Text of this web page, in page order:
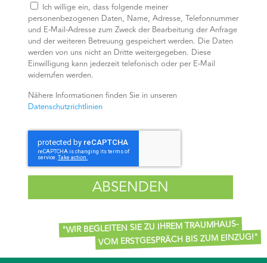
Ich willige ein, dass folgende meiner
personenbezogenen Daten, Name, Adresse, Telefonnummer
und E-Mail-Adresse zum Zweck der Bearbeitung der Anfrage
und der weiteren Betreuung gespeichert werden. Die Daten
werden von uns nicht an Dritte weitergegeben. Diese
Einwilligung kann jederzeit telefonisch oder per E-Mail
widerrufen werden.
Nähere Informationen finden Sie in unseren
Datenschutzrichtlinien
ABSENDEN
"WIR BEGLEITEN SIE ZU IHREM TRAUMHAUS-
VOM ERSTGESPRÄCH BIS ZUM EINZUG!"